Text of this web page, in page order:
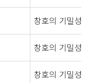
창호의 기밀성
창호의 기밀성
창호의 기밀성